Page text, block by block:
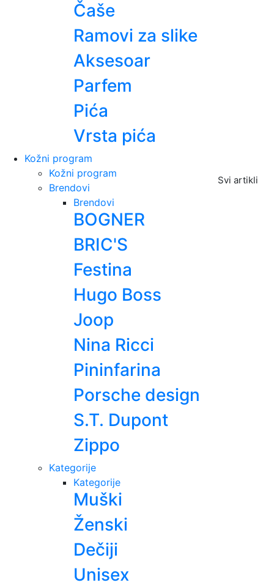
Čaše
Ramovi za slike
Aksesoar
Parfem
Pića
Vrsta pića
Kožni program
Svi artikli
Kožni program
Brendovi
Brendovi
BOGNER
BRIC'S
Festina
Hugo Boss
Joop
Nina Ricci
Pininfarina
Porsche design
S.T. Dupont
Zippo
Kategorije
Kategorije
Muški
Ženski
Dečiji
Unisex